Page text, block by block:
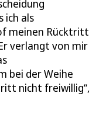
ich als
meinen Rücktritt
verlangt von mir
bei der Weihe
nicht freiwillig“,